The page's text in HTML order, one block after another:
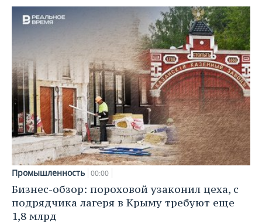
Промышленность 00:00
Бизнес-обзор: пороховой узаконил цеха, с
подрядчика лагеря в Крыму требуют еще
1,8 млрд